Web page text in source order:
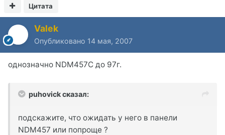
Цитата
Valek
Опубликовано 14 мая, 2007
однозначно NDM457C до 97г.
puhovick сказал:
подскажите, что ожидать у него в панели
NDM457 или попроще ?